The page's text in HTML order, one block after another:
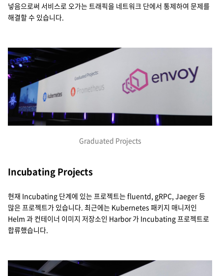
넣음으로써 서비스로 오가는 트래픽을 네트워크 단에서 통제하여 문제를
해결할 수 있습니다.
Graduated Projects
Incubating Projects
현재 Incubating 단계에 있는 프로젝트는 fluentd, gRPC, Jaeger 등
많은 프로젝트가 있습니다. 최근에는 Kubernetes 패키지 매니저인
Helm 과 컨테이너 이미지 저장소인 Harbor 가 Incubating 프로젝트로
합류했습니다.